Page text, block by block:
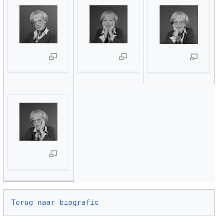
Terug naar biografie